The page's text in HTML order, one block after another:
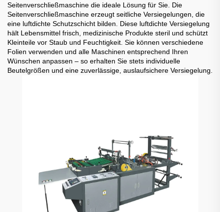
Seitenverschließmaschine die ideale Lösung für Sie. Die
Seitenverschließmaschine erzeugt seitliche Versiegelungen, die
eine luftdichte Schutzschicht bilden. Diese luftdichte Versiegelung
hält Lebensmittel frisch, medizinische Produkte steril und schützt
Kleinteile vor Staub und Feuchtigkeit. Sie können verschiedene
Folien verwenden und alle Maschinen entsprechend Ihren
Wünschen anpassen – so erhalten Sie stets individuelle
Beutelgrößen und eine zuverlässige, auslaufsichere Versiegelung.